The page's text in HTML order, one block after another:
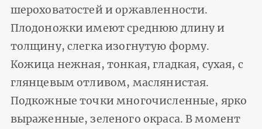
шероховатостей и оржавленности.
Плодоножки имеют среднюю длину и
толщину, слегка изогнутую форму.
Кожица нежная, тонкая, гладкая, сухая, с
глянцевым отливом, маслянистая.
Подкожные точки многочисленные, ярко
выраженные, зеленого окраса. В момент